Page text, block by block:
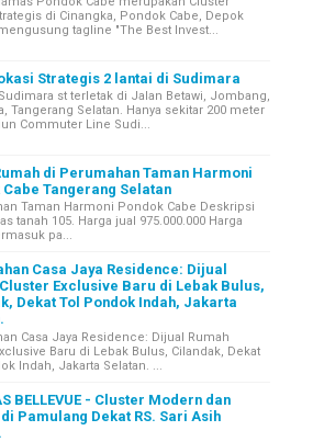
di Cinangka, Pondok Cabe, Depok
tagline "The Best Invest...
Strategis 2 lantai di Sudimara
st terletak di Jalan Betawi, Jombang,
Tangerang Selatan. Hanya sekitar 200 meter
Commuter Line Sudi...
di Perumahan Taman Harmoni
Cabe Tangerang Selatan
Taman Harmoni Pondok Cabe Deskripsi
tanah 105. Harga jual 975.000.000 Harga
pa...
Casa Jaya Residence: Dijual
Exclusive Baru di Lebak Bulus,
Dekat Tol Pondok Indah, Jakarta
Casa Jaya Residence: Dijual Rumah
Baru di Lebak Bulus, Cilandak, Dekat
Indah, Jakarta Selatan. ...
BELLEVUE - Cluster Modern dan
Pamulang Dekat RS. Sari Asih